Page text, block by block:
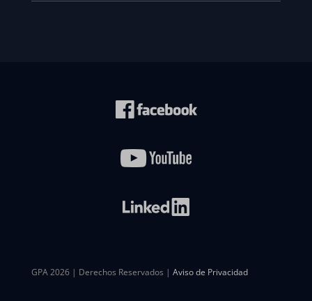
GPA 2026 | Derechos Reservados | Aviso de Privacidad